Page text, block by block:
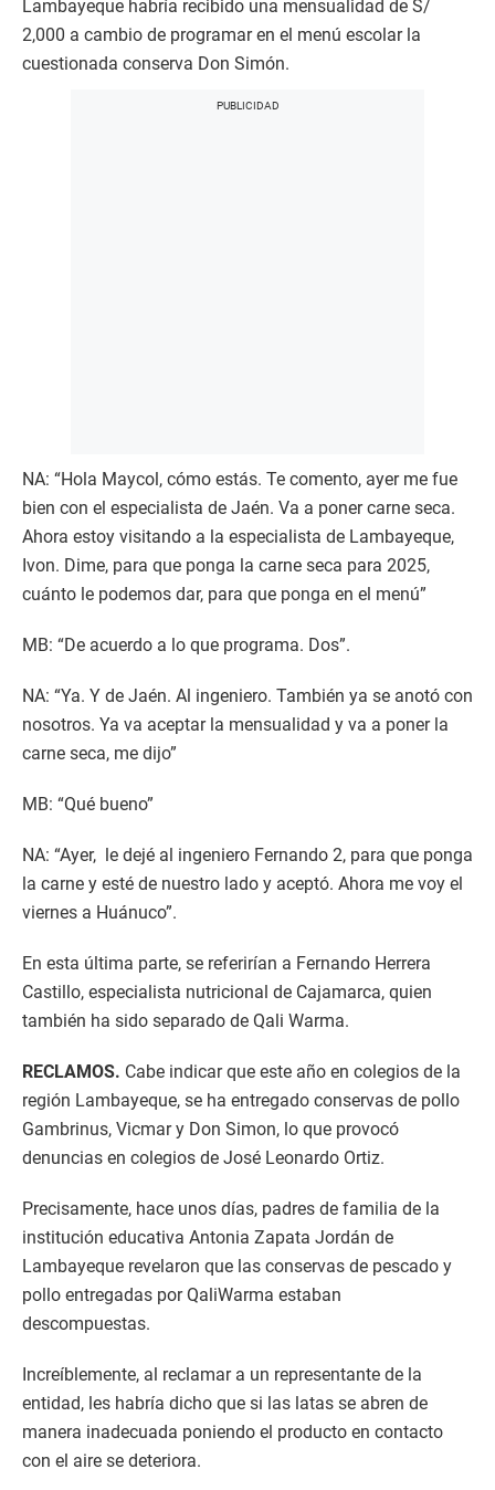
Lambayeque habría recibido una mensualidad de S/
2,000 a cambio de programar en el menú escolar la
cuestionada conserva Don Simón.
NA: “Hola Maycol, cómo estás. Te comento, ayer me fue
bien con el especialista de Jaén. Va a poner carne seca.
Ahora estoy visitando a la especialista de Lambayeque,
Ivon. Dime, para que ponga la carne seca para 2025,
cuánto le podemos dar, para que ponga en el menú”
MB: “De acuerdo a lo que programa. Dos”.
NA: “Ya. Y de Jaén. Al ingeniero. También ya se anotó con
nosotros. Ya va aceptar la mensualidad y va a poner la
carne seca, me dijo”
MB: “Qué bueno”
NA: “Ayer, le dejé al ingeniero Fernando 2, para que ponga
la carne y esté de nuestro lado y aceptó. Ahora me voy el
viernes a Huánuco”.
En esta última parte, se referirían a Fernando Herrera
Castillo, especialista nutricional de Cajamarca, quien
también ha sido separado de Qali Warma.
RECLAMOS. Cabe indicar que este año en colegios de la
región Lambayeque, se ha entregado conservas de pollo
Gambrinus, Vicmar y Don Simon, lo que provocó
denuncias en colegios de José Leonardo Ortiz.
Precisamente, hace unos días, padres de familia de la
institución educativa Antonia Zapata Jordán de
Lambayeque revelaron que las conservas de pescado y
pollo entregadas por QaliWarma estaban
descompuestas.
Increíblemente, al reclamar a un representante de la
entidad, les habría dicho que si las latas se abren de
manera inadecuada poniendo el producto en contacto
con el aire se deteriora.